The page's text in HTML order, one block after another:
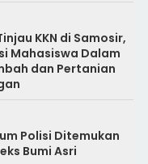
KKN di Samosir,
Mahasiswa Dalam
dan Pertanian
Polisi Ditemukan
Bumi Asri